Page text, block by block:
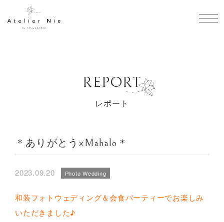
REPORT
レポート
＊ありがとう×Mahalo＊
2023.09.20 Photo Wedding
和装フォトウェディング＆会食パーティーでお楽しみ
いただきました♪